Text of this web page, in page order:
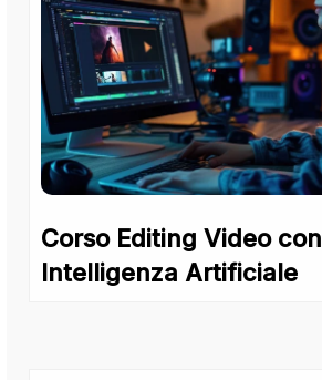
Corso Editing Video con
Intelligenza Artificiale